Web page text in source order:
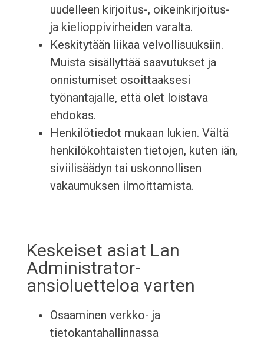
uudelleen kirjoitus-, oikeinkirjoitus-
ja kielioppivirheiden varalta.
Keskitytään liikaa velvollisuuksiin.
Muista sisällyttää saavutukset ja
onnistumiset osoittaaksesi
työnantajalle, että olet loistava
ehdokas.
Henkilötiedot mukaan lukien. Vältä
henkilökohtaisten tietojen, kuten iän,
siviilisäädyn tai uskonnollisen
vakaumuksen ilmoittamista.
Keskeiset asiat Lan
Administrator-
ansioluetteloa varten
Osaaminen verkko- ja
tietokantahallinnassa